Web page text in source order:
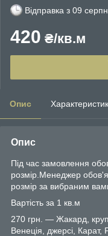
Відправка з 09
420 ₴/кв.м
Опис
Опис
Під час замовлення
розмір.Менеджер
розмір за вибраним
Вартість за 1 кв.м
270 грн. — Жакард,
Венеція, джерсі,